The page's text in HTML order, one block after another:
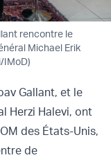
rencontre le
Michael Erik
IMoD)
Gallant, et le
Herzi Halevi, ont
des États-Unis,
de